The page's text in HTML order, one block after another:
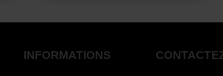
INFORMATIONS